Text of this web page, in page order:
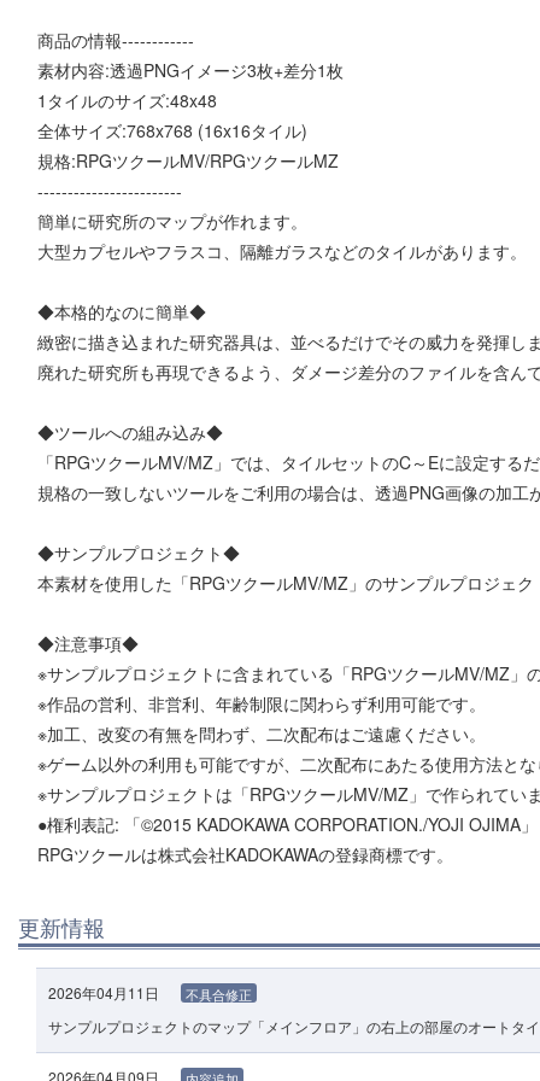
商品の情報------------
素材内容:透過PNGイメージ3枚+差分1枚
1タイルのサイズ:48x48
全体サイズ:768x768 (16x16タイル)
規格:RPGツクールMV/RPGツクールMZ
------------------------
簡単に研究所のマップが作れます。
大型カプセルやフラスコ、隔離ガラスなどのタイルがあります。
◆本格的なのに簡単◆
緻密に描き込まれた研究器具は、並べるだけでその威力を発揮し
廃れた研究所も再現できるよう、ダメージ差分のファイルを含ん
◆ツールへの組み込み◆
「RPGツクールMV/MZ」では、タイルセットのC～Eに設定する
規格の一致しないツールをご利用の場合は、透過PNG画像の加
◆サンプルプロジェクト◆
本素材を使用した「RPGツクールMV/MZ」のサンプルプロジェ
◆注意事項◆
※サンプルプロジェクトに含まれている「RPGツクールMV/MZ」
※作品の営利、非営利、年齢制限に関わらず利用可能です。
※加工、改変の有無を問わず、二次配布はご遠慮ください。
※ゲーム以外の利用も可能ですが、二次配布にあたる使用方法と
※サンプルプロジェクトは「RPGツクールMV/MZ」で作られてい
●権利表記: 「©2015 KADOKAWA CORPORATION./YOJI OJIMA」
RPGツクールは株式会社KADOKAWAの登録商標です。
更新情報
2026年04月11日 不具合修正
サンプルプロジェクトのマップ「メインフロア」の右上の部屋のオートタ
2026年04月09日